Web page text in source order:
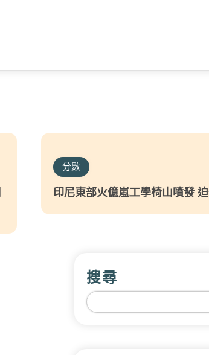
分數
印尼東部火億嵐工學椅山噴發
搜尋